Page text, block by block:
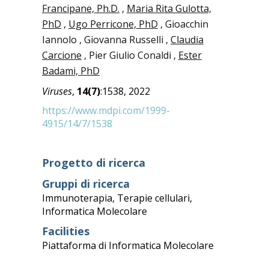
Francipane, Ph.D. , Maria Rita Gulotta,
PhD , Ugo Perricone, PhD , Gioacchin
Iannolo , Giovanna Russelli , Claudia
Carcione , Pier Giulio Conaldi , Ester
Badami, PhD
Viruses, 14(7):1538, 2022
https://www.mdpi.com/1999-
4915/14/7/1538
Progetto di ricerca
Gruppi di ricerca
Immunoterapia, Terapie cellulari,
Informatica Molecolare
Facilities
Piattaforma di Informatica Molecolare